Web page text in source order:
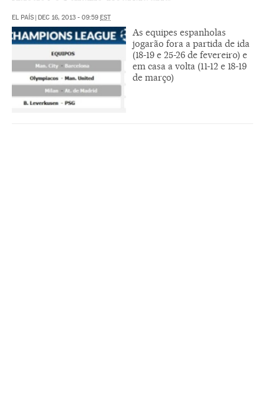
EL PAÍS | DEC 16, 2013 - 09:59 EST
As equipes espanholas
jogarão fora a partida de ida
(18-19 e 25-26 de fevereiro) e
em casa a volta (11-12 e 18-19
de março)